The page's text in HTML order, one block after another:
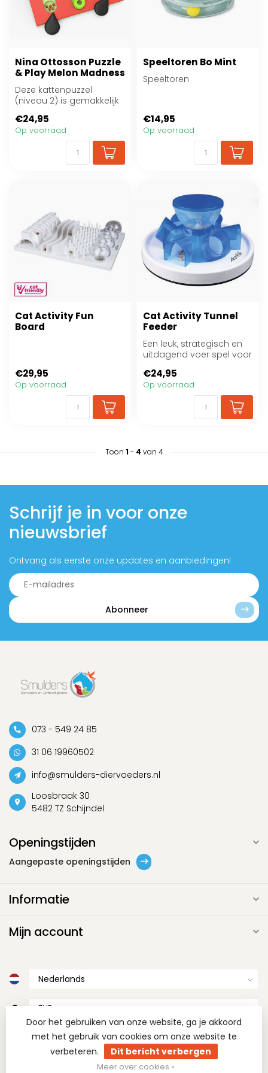
Nina Ottosson Puzzle
& Play Melon Madness
Deze kattenpuzzel
(niveau 2) is gemakkelijk
€24,95
Op voorraad
Speeltoren Bo Mint
Speeltoren
€14,95
Op voorraad
Cat Activity Fun
Board
€29,95
Op voorraad
Cat Activity Tunnel
Feeder
Een leuk, strategisch en
uitdagend voer spel voor
€24,95
Op voorraad
Toon 1- 4 van 4
Schrijf je in voor onze
nieuwsbrief
Ontvang als eerste onze updates en aanbiedingen!
Abonneer
073 - 549 24 85
31 06 19960502
info@smulders-diervoeders.nl
Loosbraak 30
5482 TZ Schijndel
Openingstijden
Aangepaste openingstijden
Informatie
Mijn account
€
Door het gebruiken van onze website, ga je akkoord
met het gebruik van cookies om onze website te
verbeteren.
Dit bericht verbergen
Meer over cookies »